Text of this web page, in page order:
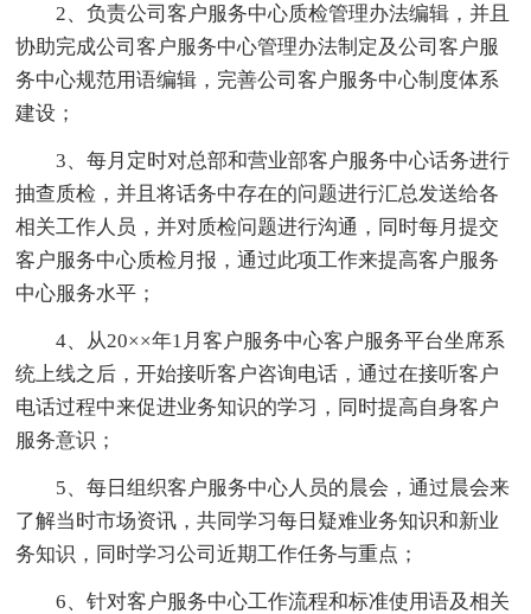
2、负责公司客户服务中心质检管理办法编辑，并且
协助完成公司客户服务中心管理办法制定及公司客户服
务中心规范用语编辑，完善公司客户服务中心制度体系
建设；
3、每月定时对总部和营业部客户服务中心话务进行
抽查质检，并且将话务中存在的问题进行汇总发送给各
相关工作人员，并对质检问题进行沟通，同时每月提交
客户服务中心质检月报，通过此项工作来提高客户服务
中心服务水平；
4、从20××年1月客户服务中心客户服务平台坐席系
统上线之后，开始接听客户咨询电话，通过在接听客户
电话过程中来促进业务知识的学习，同时提高自身客户
服务意识；
5、每日组织客户服务中心人员的晨会，通过晨会来
了解当时市场资讯，共同学习每日疑难业务知识和新业
务知识，同时学习公司近期工作任务与重点；
6、针对客户服务中心工作流程和标准使用语及相关